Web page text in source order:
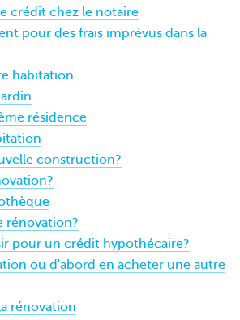
crédit chez le notaire
pour des frais imprévus dans la
habitation
résidence
construction?
rénovation?
pour un crédit hypothécaire?
ou d'abord en acheter une autre
rénovation